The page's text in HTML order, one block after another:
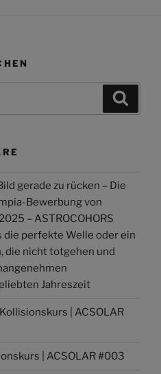
gerade zu rücken – Die
Bewerbung von
– ASTROCOHORS
die perfekte Welle oder ein
die nicht totgehen und
Jahreszeit
| ACSOLAR
| ACSOLAR #003